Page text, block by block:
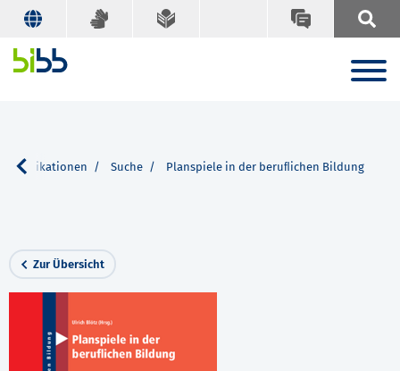
Suche Planspiele in der beruﬂichen Bildung
Zur Übersicht